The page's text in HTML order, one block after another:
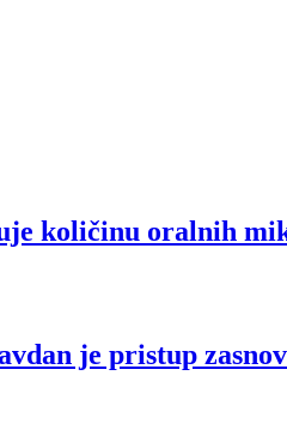
količinu oralnih
je pristup